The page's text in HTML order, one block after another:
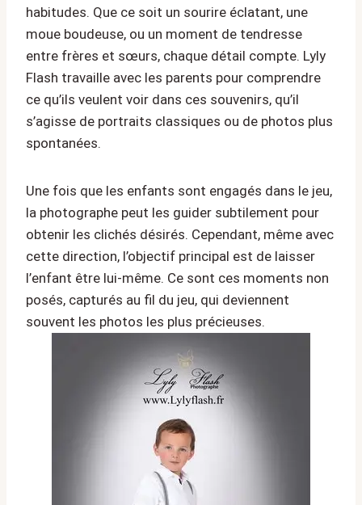
habitudes. Que ce soit un sourire éclatant, une
moue boudeuse, ou un moment de tendresse
entre frères et sœurs, chaque détail compte. Lyly
Flash travaille avec les parents pour comprendre
ce qu’ils veulent voir dans ces souvenirs, qu’il
s’agisse de portraits classiques ou de photos plus
spontanées.
Une fois que les enfants sont engagés dans le jeu,
la photographe peut les guider subtilement pour
obtenir les clichés désirés. Cependant, même avec
cette direction, l’objectif principal est de laisser
l’enfant être lui-même. Ce sont ces moments non
posés, capturés au fil du jeu, qui deviennent
souvent les photos les plus précieuses.